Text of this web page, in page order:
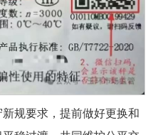
规要求，提前做好更换和